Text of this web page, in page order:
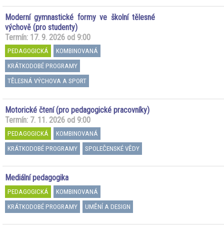
Moderní gymnastické formy ve školní tělesné
výchově (pro studenty)
Termín: 17. 9. 2026 od 9:00
PEDAGOGICKÁ
KOMBINOVANÁ
KRÁTKODOBÉ PROGRAMY
TĚLESNÁ VÝCHOVA A SPORT
Motorické čtení (pro pedagogické pracovníky)
Termín: 7. 11. 2026 od 9:00
PEDAGOGICKÁ
KOMBINOVANÁ
KRÁTKODOBÉ PROGRAMY
SPOLEČENSKÉ VĚDY
Mediální pedagogika
PEDAGOGICKÁ
KOMBINOVANÁ
KRÁTKODOBÉ PROGRAMY
UMĚNÍ A DESIGN